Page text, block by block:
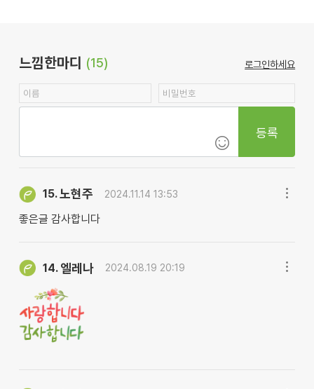
느낌한마디 (15) 로그인하세요
등록
15.노현주 2024.11.14 13:53
좋은글 감사합니다
14. 엘레나 2024.08.19 20:19